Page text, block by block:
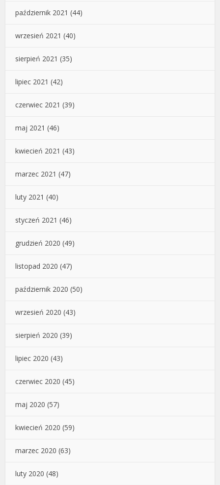
październik 2021 (44)
wrzesień 2021 (40)
sierpień 2021 (35)
lipiec 2021 (42)
czerwiec 2021 (39)
maj 2021 (46)
kwiecień 2021 (43)
marzec 2021 (47)
luty 2021 (40)
styczeń 2021 (46)
grudzień 2020 (49)
listopad 2020 (47)
październik 2020 (50)
wrzesień 2020 (43)
sierpień 2020 (39)
lipiec 2020 (43)
czerwiec 2020 (45)
maj 2020 (57)
kwiecień 2020 (59)
marzec 2020 (63)
luty 2020 (48)